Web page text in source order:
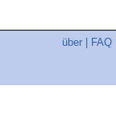
über FAQ